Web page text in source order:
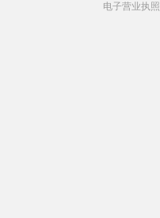
电子营业执照